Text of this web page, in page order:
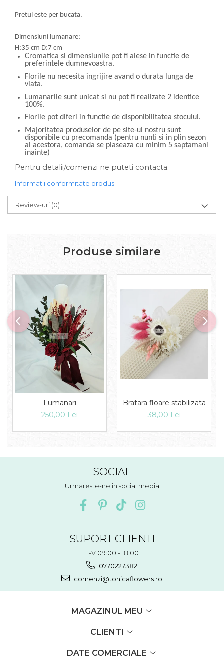
Pretul este per bucata.
Dimensiuni lumanare:
H:35 cm D:7 cm
Cromatica si dimensiunile pot fi alese in functie de
preferintele dumnevoastra.
Florile nu necesita ingrijire avand o durata lunga de
viata.
Lumanarile sunt unicat si nu pot fi realizate 2 identice
100%.
Florile pot diferi in functie de disponibilitatea stocului.
Majoritatea produselor de pe site-ul nostru sunt
disponibile cu precomanda (pentru nunti si in plin sezon
al acestora, comanda se plaseaza cu minim 5 saptamani
inainte)
Pentru detalii/comenzi ne puteti contacta.
Informatii conformitate produs
Review-uri (0)
Produse similare
Lumanari
250,00 Lei
Bratara floare stabilizata
38,00 Lei
SOCIAL
Urmareste-ne in social media
SUPORT CLIENTI
L-V 09:00 - 18:00
0770227382
comenzi@tonicaflowers.ro
MAGAZINUL MEU
CLIENTI
DATE COMERCIALE